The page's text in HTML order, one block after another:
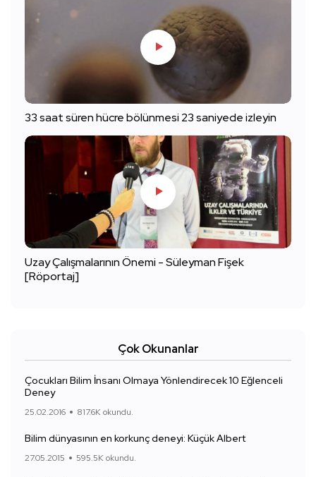
33 saat süren hücre bölünmesi 23 saniyede izleyin
Uzay Çalışmalarının Önemi - Süleyman Fişek
[Röportaj]
Çok Okunanlar
Çocukları Bilim İnsanı Olmaya Yönlendirecek 10 Eğlenceli
Deney
25.02.2016 817.6K okundu.
Bilim dünyasının en korkunç deneyi: Küçük Albert
27.05.2015 595.5K okundu.